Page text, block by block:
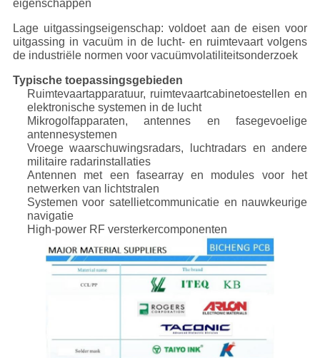
eigenschappen
Lage uitgassingseigenschap: voldoet aan de eisen voor
uitgassing in vacuüm in de lucht- en ruimtevaart volgens
de industriële normen voor vacuümvolatiliteitsonderzoek
Typische toepassingsgebieden
Ruimtevaartapparatuur, ruimtevaartcabinetoestellen en
elektronische systemen in de lucht
Mikrogolfapparaten, antennes en fasegevoelige
antennesystemen
Vroege waarschuwingsradars, luchtradars en andere
militaire radarinstallaties
Antennen met een fasearray en modules voor het
netwerken van lichtstralen
Systemen voor satellietcommunicatie en nauwkeurige
navigatie
High-power RF versterkercomponenten